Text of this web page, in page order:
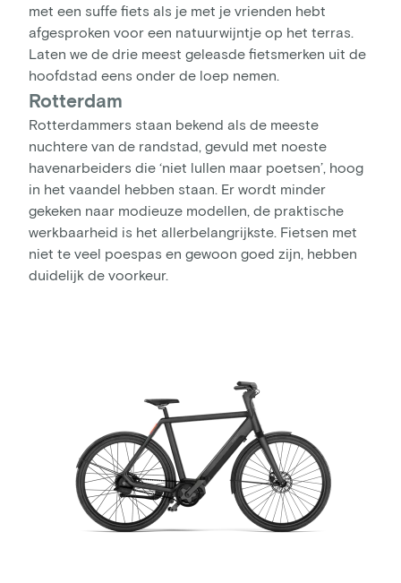
met een suffe fiets als je met je vrienden hebt
afgesproken voor een natuurwijntje op het terras.
Laten we de drie meest geleasde fietsmerken uit de
hoofdstad eens onder de loep nemen.
Rotterdam
Rotterdammers staan bekend als de meeste
nuchtere van de randstad, gevuld met noeste
havenarbeiders die ‘niet lullen maar poetsen’, hoog
in het vaandel hebben staan. Er wordt minder
gekeken naar modieuze modellen, de praktische
werkbaarheid is het allerbelangrijkste. Fietsen met
niet te veel poespas en gewoon goed zijn, hebben
duidelijk de voorkeur.